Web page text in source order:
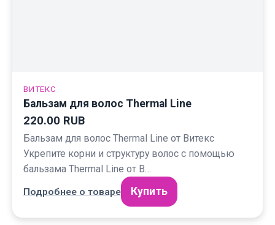
ВИТЕКС
Бальзам для волос Thermal Line
220.00 RUB
Бальзам для волос Thermal Line от Витекс
Укрепите корни и структуру волос с помощью
бальзама Thermal Line от В…
Подробнее о товаре Купить